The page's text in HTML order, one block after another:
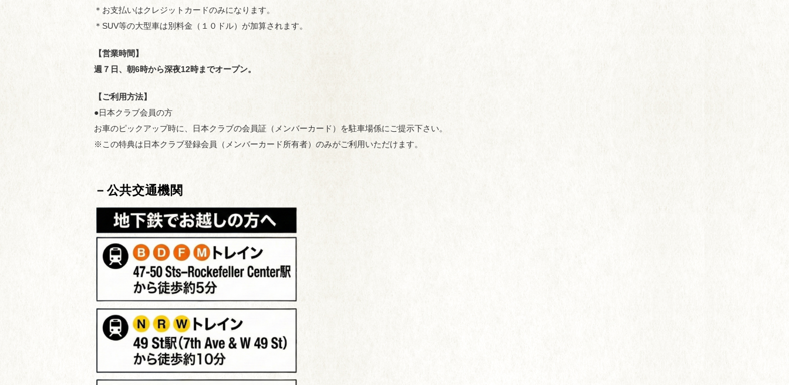
＊お支払いはクレジットカードのみになります。
＊SUV等の大型車は別料金（１０ドル）が加算されます。
【営業時間】
週７日、朝6時から深夜12時までオープン。
【ご利用方法】
●日本クラブ会員の方
お車のピックアップ時に、日本クラブの会員証（メンバーカード）を駐車場係にご提示下さい。
※この特典は日本クラブ登録会員（メンバーカード所有者）のみがご利用いただけます。
－公共交通機関